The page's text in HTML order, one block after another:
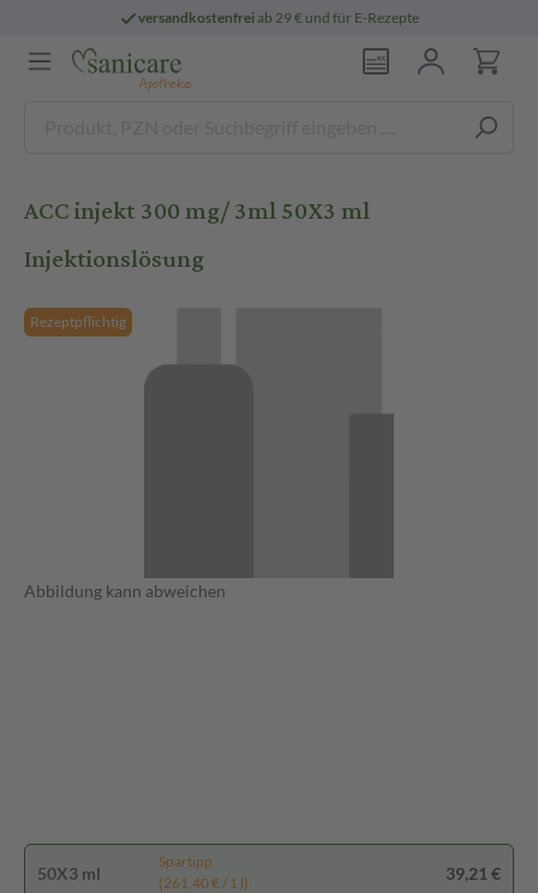
versandkostenfreiab 29 € und für E-Rezepte
ACC injekt 300 mg/ 3ml 50X3 ml
Injektionslösung
Rezeptpflichtig
Abbildung kann abweichen
50X3 ml
Spartipp
(261,40 € / 1 l)
39,21 €